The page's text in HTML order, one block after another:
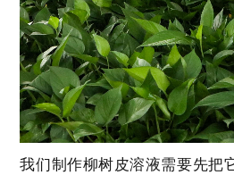
我们制作柳树皮溶液需要先把